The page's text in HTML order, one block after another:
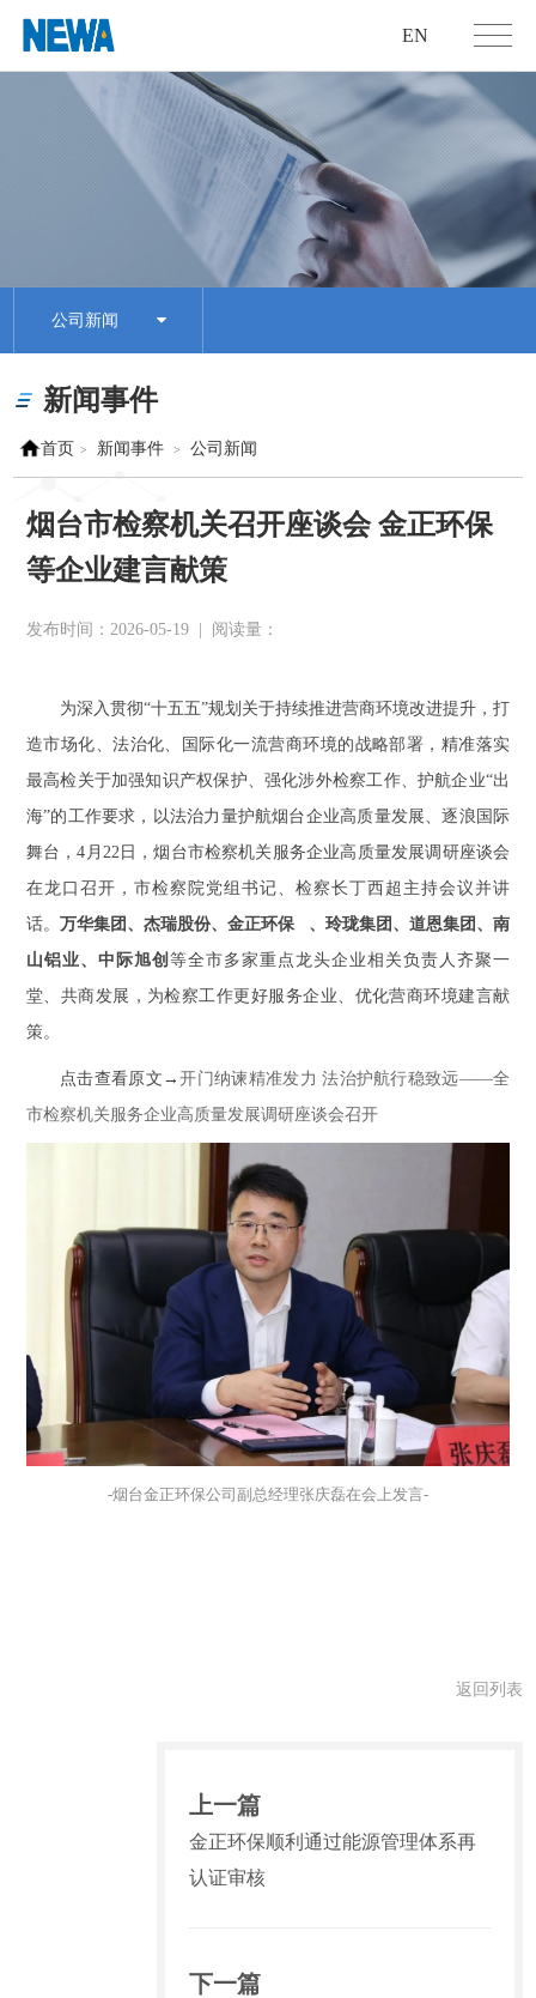
EN
公司新闻
新闻事件
首页 > 新闻事件 > 公司新闻
烟台市检察机关召开座谈会 金正环保
等企业建言献策
发布时间：2026-05-19| 阅读量：
为深入贯彻“十五五”规划关于持续推进营商环境改进提升，打
造市场化、法治化、国际化一流营商环境的战略部署，精准落实
最高检关于加强知识产权保护、强化涉外检察工作、护航企业“出
海”的工作要求，以法治力量护航烟台企业高质量发展、逐浪国际
舞台，4月22日，烟台市检察机关服务企业高质量发展调研座谈会
在龙口召开，市检察院党组书记、检察长丁西超主持会议并讲
话。 万华集团、杰瑞股份、 金正环保
、玲珑集团、道恩集团、南
山铝业、中际旭创 等全市多家重点龙头企业相关负责人齐聚一
堂、共商发展，为检察工作更好服务企业、优化营商环境建言献
策。
点击查看原文 → 开门纳谏精准发力 法治护航行稳致远——全
市检察机关服务企业高质量发展调研座谈会召开
-烟台金正环保公司副总经理张庆磊在会上发言-
返回列表
上一篇
金正环保顺利通过能源管理体系再
认证审核
下一篇